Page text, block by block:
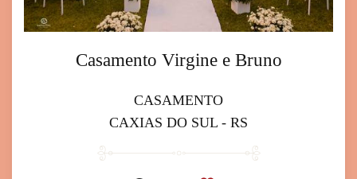
Casamento Virgine e Bruno
CASAMENTO
CAXIAS DO SUL - RS